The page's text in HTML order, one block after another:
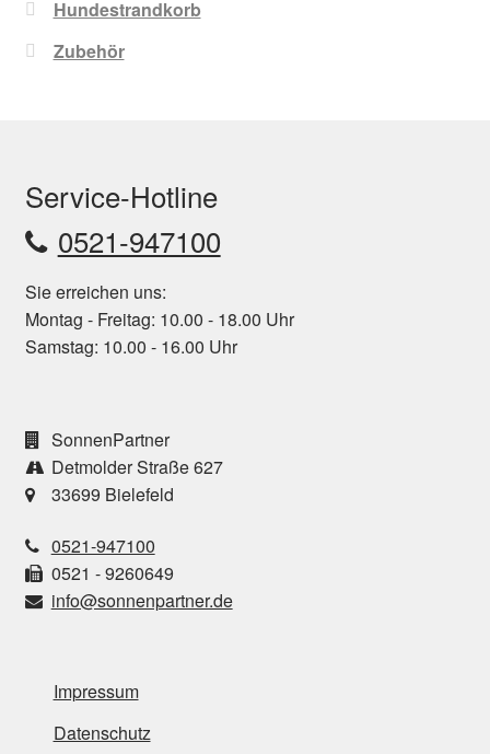
Hundestrandkorb
Zubehör
Service-Hotline
0521-947100
Sie erreichen uns:
Montag - Freitag: 10.00 - 18.00 Uhr
Samstag: 10.00 - 16.00 Uhr
SonnenPartner
Detmolder Straße 627
33699 Bielefeld
0521-947100
0521 - 9260649
info@sonnenpartner.de
Impressum
Datenschutz